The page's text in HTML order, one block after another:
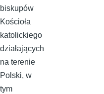
biskupów
Kościoła
katolickiego
działających
na terenie
Polski, w
tym